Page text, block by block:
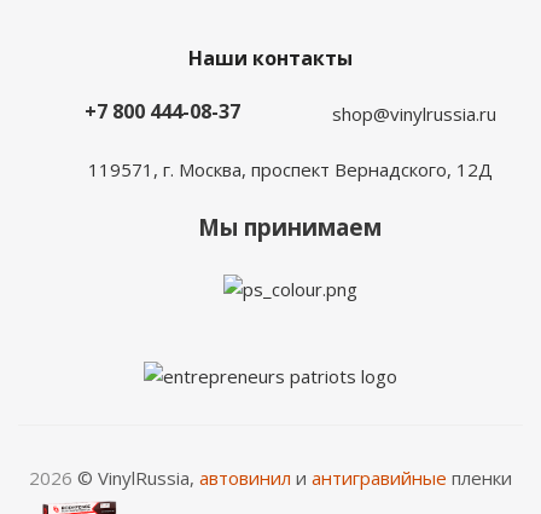
Наши контакты
+7 800 444-08-37
shop@vinylrussia.ru
119571, г. Москва, проспект Вернадского, 12Д
Мы принимаем
2026 © VinylRussia, автовинил и антигравийные пленки